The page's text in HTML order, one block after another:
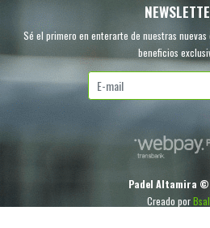
Sé el primero en enterarte de nuestras
beneficios
Padel Altamira ©
Creado por